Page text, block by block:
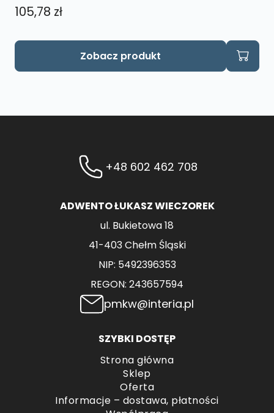
105,78 zł
Zobacz produkt
+48 602 462 708
ADWENTO ŁUKASZ WIECZOREK
ul. Bukietowa 18
41-403 Chełm Śląski
NIP: 5492396353
REGON: 243657594
pmkw@interia.pl
SZYBKI DOSTĘP
Strona główna
Sklep
Oferta
Informacje – dostawa, płatności